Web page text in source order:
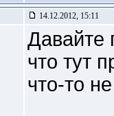
14.12.2012, 15:11
Давайте
что тут
что-то